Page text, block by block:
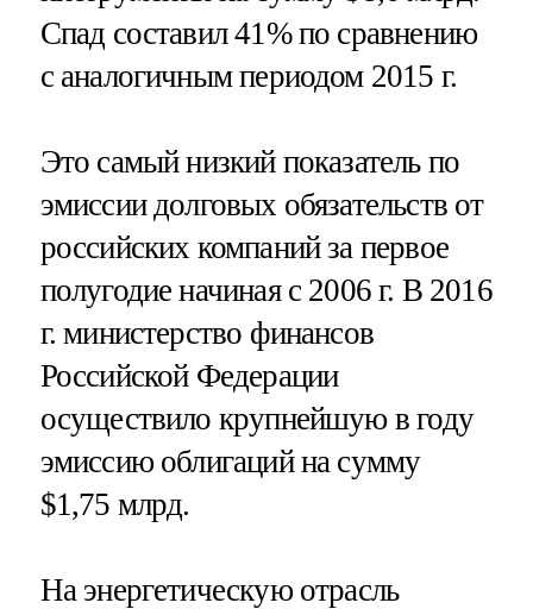
Спад составил 41% по сравнению
с аналогичным периодом 2015 г.
Это самый низкий показатель по
эмиссии долговых обязательств от
российских компаний за первое
полугодие начиная с 2006 г. В 2016
г. министерство финансов
Российской Федерации
осуществило крупнейшую в году
эмиссию облигаций на сумму
$1,75 млрд.
На энергетическую отрасль